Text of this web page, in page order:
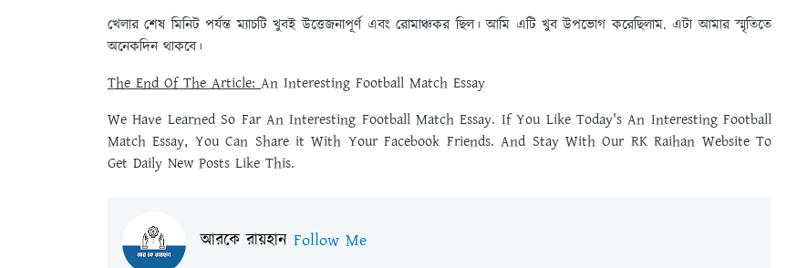
খেলার শেষ মিনিট পর্যন্ত ম্যাচটি খুবই উত্তেজনাপূর্ণ এবং রোমাঞ্চকর ছিল। আমি এটি খুব উপভোগ করেছিলাম. এটা আমার স্মৃতিতে
অনেকদিন থাকবে।
The End Of The Article:An Interesting Football Match Essay
We Have Learned So Far An Interesting Football Match Essay. If You Like Today's An Interesting Football
Match Essay, You Can Share it With Your Facebook Friends. And Stay With Our RK Raihan Website To
Get Daily New Posts Like This.
আরকে রায়হান Follow Me